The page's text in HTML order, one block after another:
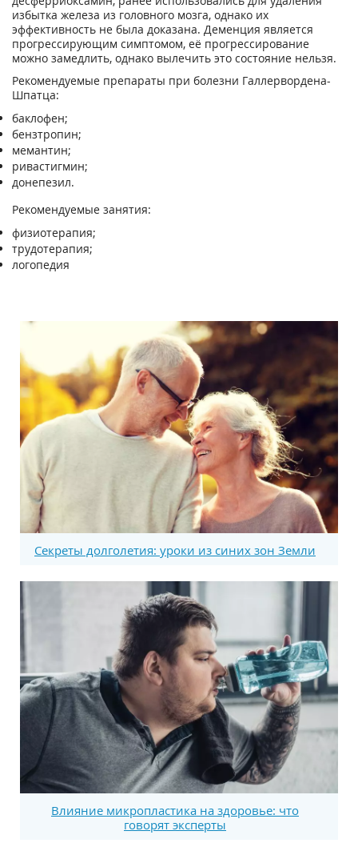
избытка железа из головного мозга, однако их
эффективность не была доказана. Деменция является
прогрессирующим симптомом, её прогрессирование
можно замедлить, однако вылечить это состояние нельзя.
Рекомендуемые препараты при болезни Галлервордена-
Шпатца:
баклофен;
бензтропин;
мемантин;
ривастигмин;
донепезил.
Рекомендуемые занятия:
физиотерапия;
трудотерапия;
логопедия
Секреты долголетия: уроки из синих зон Земли
Влияние микропластика на здоровье: что
говорят эксперты